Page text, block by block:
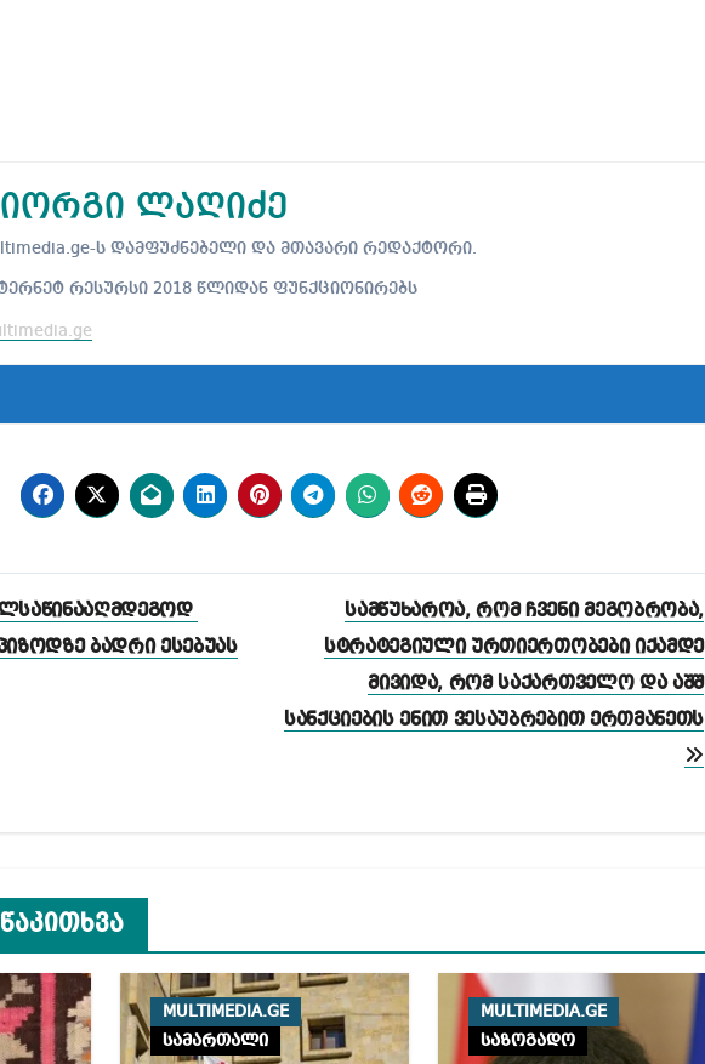
ლაღიძე
ს დამფუძნებელი და მთავარი რედაქტორი.
რესურსი 2018 წლიდან ფუნქციონირებს
ბადრი ესებუას
სამწუხაროა, რომ ჩვენი მეგობრობა,
სტრატეგიული ურთიერთობები იქამდე
მივიდა, რომ საქართველო და აშშ
სანქციების ენით ვესაუბრებით ერთმანეთს
MULTIMEDIA.GE
სამართალი
MULTIMEDIA.GE
საზოგადო